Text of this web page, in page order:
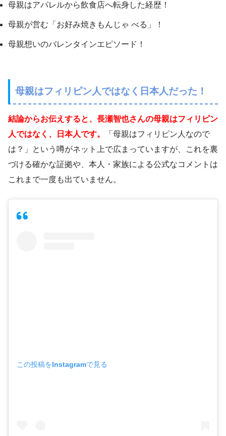
母親はアパレルから飲食店へ転身した経歴！
母親が営む「お好み焼きもんじゃ べる」！
母親想いのバレンタインエピソード！
母親はフィリピン人ではなく日本人だった！
結論からお伝えすると、長瀬智也さんの母親はフィリピン
人ではなく、日本人です。
「母親はフィリピン人なので
は？」という噂がネット上で広まっていますが、これを裏
づける確かな証拠や、本人・家族による公式なコメントは
これまで一度も出ていません。
この投稿をInstagramで見る